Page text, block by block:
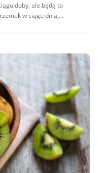
doby, ale będą to
w ciągu dnia,...